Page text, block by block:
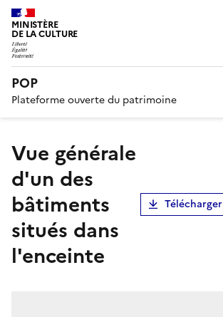
MINISTÈRE
DE LA CULTURE
POP
Plateforme ouverte du patrimoine
vue générale
d'un des
bâtiments
situés dans
l'enceinte
Télécharger